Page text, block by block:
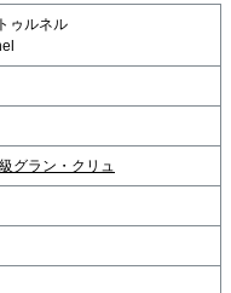
ゥルネル
グラン・クリュ